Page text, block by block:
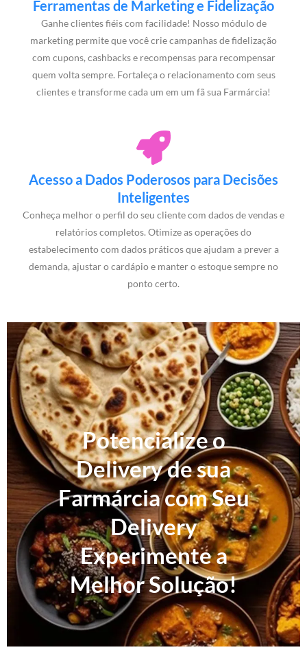
Ferramentas de Marketing e Fidelização
Ganhe clientes fiéis com facilidade! Nosso módulo de
marketing permite que você crie campanhas de fidelização
com cupons, cashbacks e recompensas para recompensar
quem volta sempre. Fortaleça o relacionamento com seus
clientes e transforme cada um em um fã sua Farmárcia!
Acesso a Dados Poderosos para Decisões
Inteligentes
Conheça melhor o perfil do seu cliente com dados de vendas e
relatórios completos. Otimize as operações do
estabelecimento com dados práticos que ajudam a prever a
demanda, ajustar o cardápio e manter o estoque sempre no
ponto certo.
Potencialize o
Delivery de sua
Farmárcia com Seu
Delivery
Experimente a
Melhor Solução!